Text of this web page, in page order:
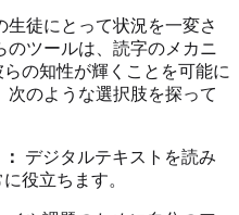
生徒にとって状況を一変さ
のツールは、読字のメカニ
の知性が輝くことを可能に
次のような選択肢を探って
デジタルテキストを読み
役立ちます。